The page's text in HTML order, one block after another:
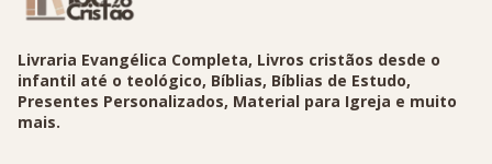
Livraria Evangélica Completa, Livros cristãos desde o
infantil até o teológico, Bíblias, Bíblias de Estudo,
Presentes Personalizados, Material para Igreja e muito
mais.